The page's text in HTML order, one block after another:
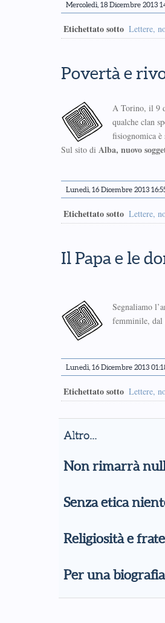
Mercoledì, 18 Dicembre 2013
Etichettato sotto Lettere,
Povertà e
A Torino, il 9
qual­che clan
fisio­gno­mica è
Sul sito di Alba, nuovo
Lunedì, 16 Dicembre 2013
Etichettato sotto Lettere,
Il Papa e le
Segnaliamo
femminile,
Lunedì, 16 Dicembre 2013
Etichettato sotto Lettere,
Altro...
Non rimarrà
Senza etica
Religiosità e
Per una